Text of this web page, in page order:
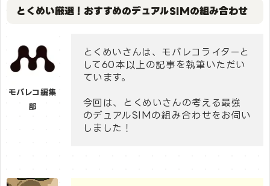
とくめい厳選！おすすめのデュアルSIMの組み合わせ
モバレコ編集
部
とくめいさんは、モバレコライターと
して60本以上の記事を執筆いただい
ています。
今回は、とくめいさんの考える最強
のデュアルSIMの組み合わせをお伺い
しました！